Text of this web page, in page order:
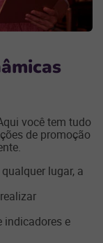
você tem tudo
de promoção
lugar, a
indicadores e